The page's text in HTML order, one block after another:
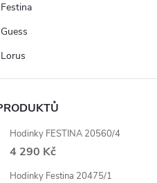
Festina
Guess
Lorus
Hodinky FESTINA 20560/4
4 290 Kč
Hodinky Festina 20475/1